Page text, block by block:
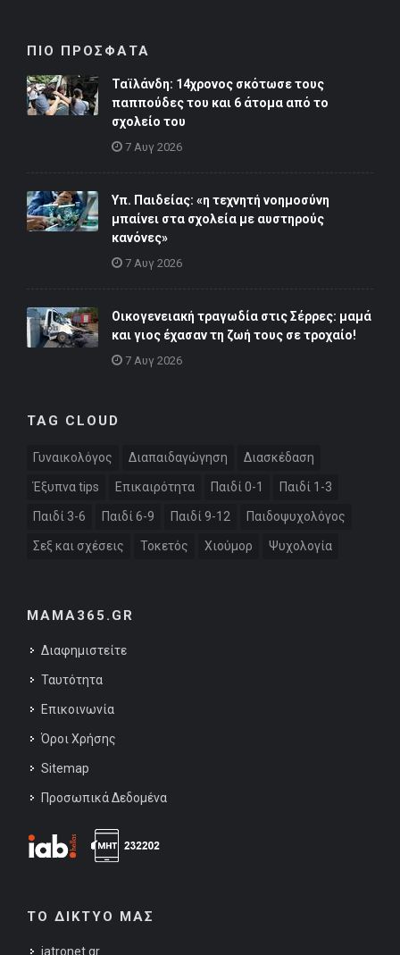
ΠΙΟ ΠΡΟΣΦΑΤΑ
Ταϊλάνδη: 14χρονος σκότωσε τους
παππούδες του και 6 άτομα από το
σχολείο του
7 Αυγ 2026
Υπ. Παιδείας: «η τεχνητή νοημοσύνη
μπαίνει στα σχολεία με αυστηρούς
κανόνες»
7 Αυγ 2026
Οικογενειακή τραγωδία στις Σέρρες: μαμά
και γιος έχασαν τη ζωή τους σε τροχαίο!
7 Αυγ 2026
TAG CLOUD
Γυναικολόγος Διαπαιδαγώγηση Διασκέδαση
Έξυπνα tips Επικαιρότητα Παιδί 0-1 Παιδί 1-3
Παιδί 3-6 Παιδί 6-9 Παιδί 9-12 Παιδοψυχολόγος
Σεξ και σχέσεις Τοκετός Χιούμορ Ψυχολογία
MAMA365.GR
Διαφημιστείτε
Ταυτότητα
Επικοινωνία
Όροι Χρήσης
Sitemap
Προσωπικά Δεδομένα
ΤΟ ΔΙΚΤΥΟ ΜΑΣ
iatronet.gr